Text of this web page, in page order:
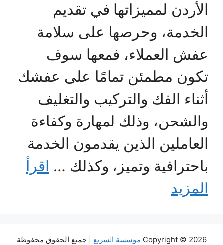
الأردن لمميزاتها في تقديم
الخدمة، وحرصها على سلامة
عفش العملاء، فمعها سوف
تكون مطمئن تمامًا على عفشك
أثناء الفك والتركيب والتغليف
والشحن، وذلك لمهارة وكفاءة
العاملين الذين يقدمون الخدمة
باحترافية وتميز، وكذلك … اقرأ
المزيد
Copyright © 2026 مؤسسة السريع | جميع الحقوق محفوظة